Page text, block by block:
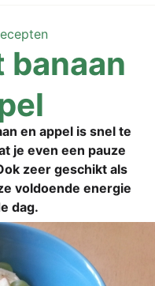
en appel is snel te
je even een pau­ze
zeer geschikt als
vol­doende ener­gie
dag.